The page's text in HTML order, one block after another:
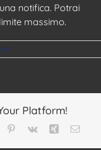
notifica. Potrai
massimo.
Platform!
Pinterest
Vk Xing Email